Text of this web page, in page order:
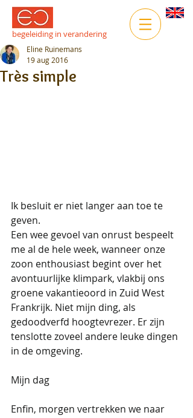
begeleiding in verandering
Très simple
Eline Ruinemans
19 aug 2016
Ik besluit er niet langer aan toe te
geven.
Een wee gevoel van onrust bespeelt
me al de hele week, wanneer onze
zoon enthousiast begint over het
avontuurlijke klimpark, vlakbij ons
groene vakantieoord in Zuid West
Frankrijk. Niet mijn ding, als
gedoodverfd hoogtevrezer. Er zijn
tenslotte zoveel andere leuke dingen
in de omgeving.
Mijn dag
Enfin, morgen vertrekken we naar